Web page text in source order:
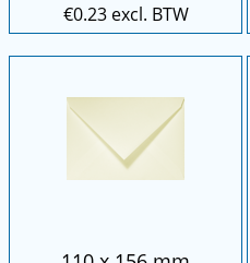
€0.23 excl. BTW